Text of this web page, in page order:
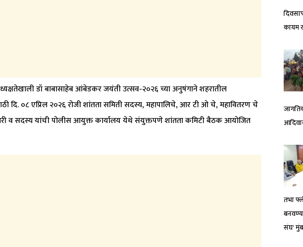
डॉ बाबासाहेब आंबेडकर जयंती उत्सव-२०२६ च्या अनुषंगाने शहरातील
दि. ०८ एप्रिल २०२६ रोजी शांतता समिती सदस्य, महापालिचे, आर टी ओ चे, महावितरण चे
व सदस्य यांची पोलीस आयुक्त कार्यालय येथे संयुक्तपणे शांतता कमिटी बैठक आयोजित
कायम
तभा
संघ'